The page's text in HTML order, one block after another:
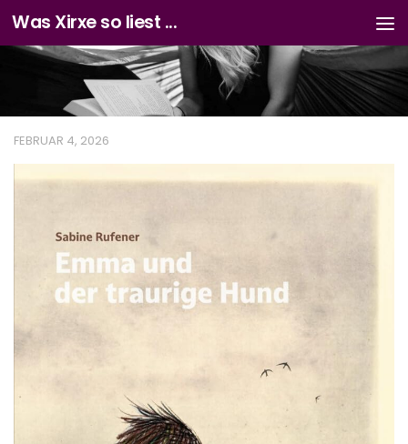
Zum Inhalt springen
Was Xirxe so liest ...
FEBRUAR 4, 2026